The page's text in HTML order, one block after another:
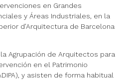
en Grandes
y Áreas Industriales, en la
d’Arquitectura de Barcelona
Agrupación de Arquitectos para
en el Patrimonio
y asisten de forma habitual